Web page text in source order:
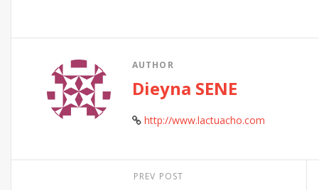
AUTHOR
Dieyna SENE
http://www.lactuacho.com
PREV POST